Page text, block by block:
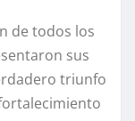
de todos los
sus
triunfo